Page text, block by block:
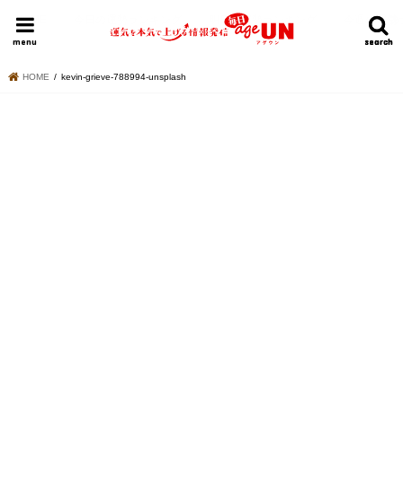
search
search
menu
HOME 明日の運勢ランキング 今週の運勢
HOME kevin-grieve-788994-unsplash